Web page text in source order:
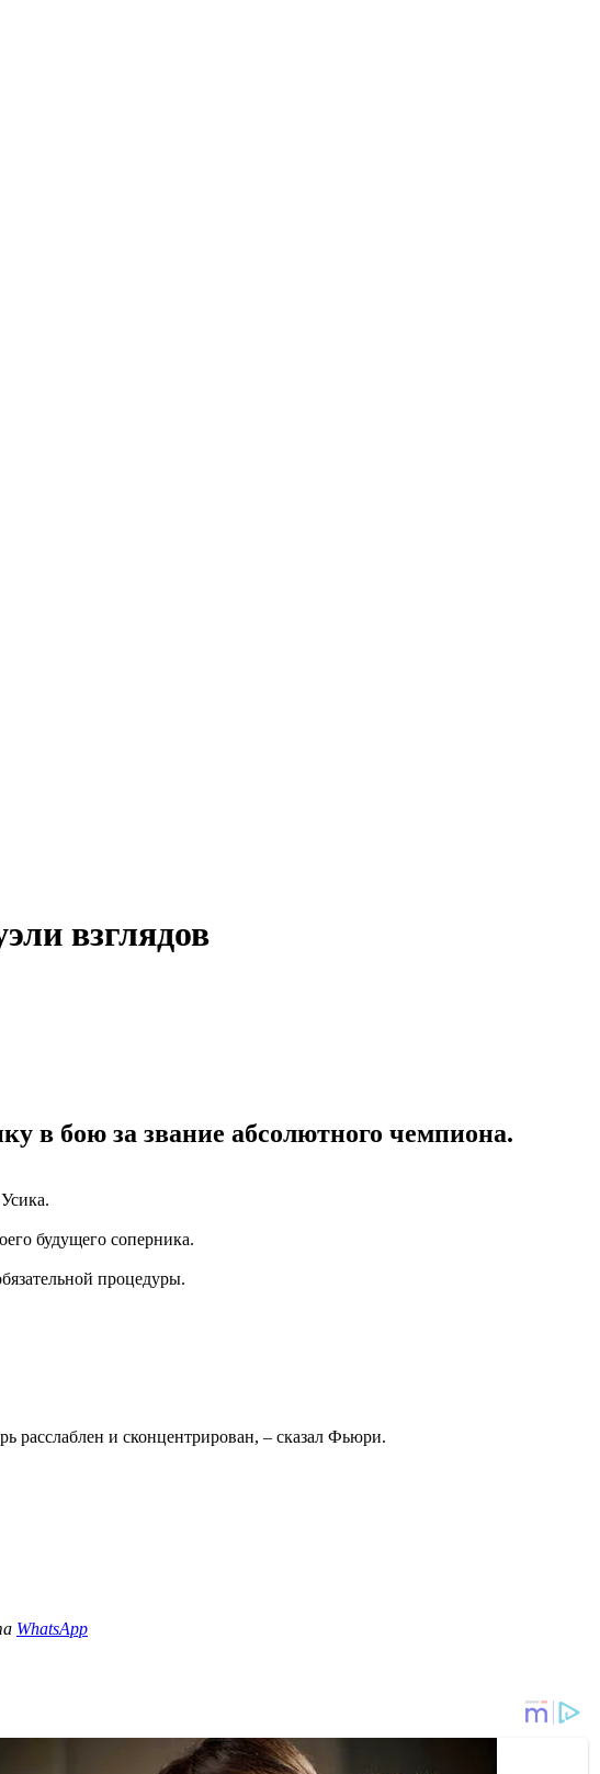
взглядов
в бою за звание абсолютного чемпиона.
будущего соперника.
процедуры.
расслаблен и сконцентрирован, – сказал Фьюри.
WhatsApp